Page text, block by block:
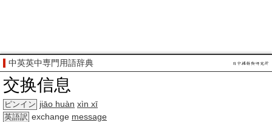
中英英中専門用語辞典
交换信息
ピンイン jiāo huàn xìn xī
英語訳 exchange message